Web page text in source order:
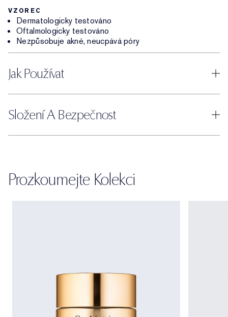
VZOREC
Dermatologicky testováno
Oftalmologicky testováno
Nezpůsobuje akné, neucpává póry
Jak Používat
Složení A Bezpečnost
Prozkoumejte Kolekci